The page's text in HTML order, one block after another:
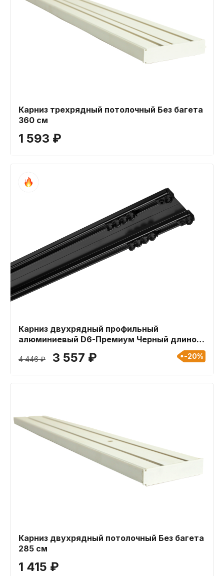
Карниз трехрядный потолочный Без багета
360 см
1 593 ₽
Карниз двухрядный профильный
алюминиевый D6-Премиум Черный длиной
4 446 ₽ 3 557 ₽ -20%
Карниз двухрядный потолочный Без багета
285 см
1 415 ₽